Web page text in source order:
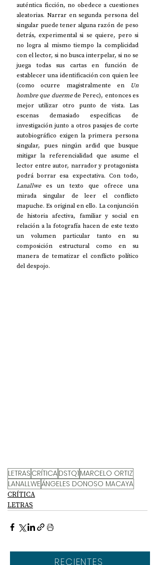
auténtica ficción, no obedece a cuestiones
aleatorias. Narrar en segunda persona del
singular puede tener alguna razón de peso
detrás, experimental si se quiere, pero si
no logra al mismo tiempo la complicidad
con el lector, si no busca interpelar, si no se
juega todas sus cartas en función de
establecer una identificación con quien lee
(como ocurre magistralmente en
Un
hombre que duerme de Perec), entonces es
mejor utilizar otro punto de vista. Las
escenas demasiado específicas de
investigación junto a otros pasajes de corte
autobiográfico exigen la primera persona
singular, pues ningún ardid que busque
mitigar la referencialidad que asume el
lector entre autor, narrador y protagonista
Lanallwe es un texto que ofrece una
mirada singular de leer el conflicto
mapuche. Es original en ello. La conjunción
de historia afectiva, familiar y social en
relación a la fotografía hacen de este texto
un volumen particular tanto en su
composición estructural como en su
manera de tematizar el conflicto político
del despojo.
LETRAS CRÍTICADSTQ1 MARCELO ORTIZ
LANALLWEÁNGELES DONOSO MACAYA
CRÍTICA
LETRAS
RECIENTES